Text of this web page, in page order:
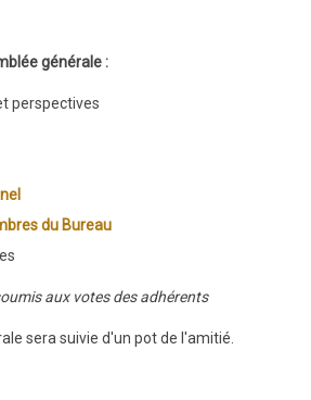
générale :
perspectives
du Bureau
aux votes des adhérents
sera suivie d'un pot de l'amitié.